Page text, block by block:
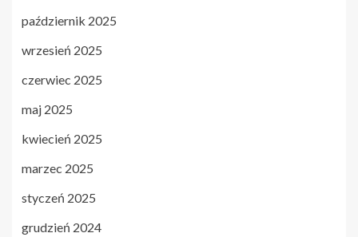
październik 2025
wrzesień 2025
czerwiec 2025
maj 2025
kwiecień 2025
marzec 2025
styczeń 2025
grudzień 2024